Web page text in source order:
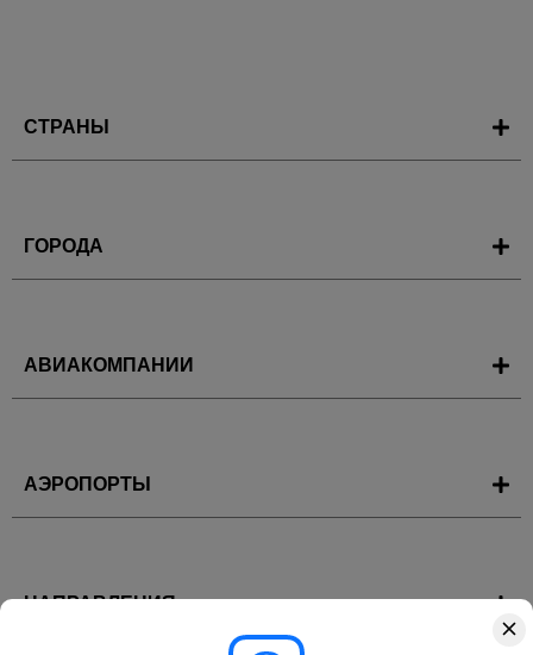
СТРАНЫ
ГОРОДА
АВИАКОМПАНИИ
АЭРОПОРТЫ
НАПРАВЛЕНИЯ